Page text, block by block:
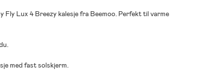
Fly Lux 4 Breezy kalesje fra Beemoo. Perfekt til varme
med fast solskjerm.